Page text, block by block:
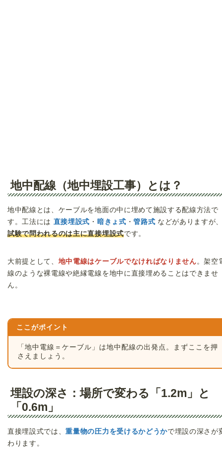
地中配線（地中埋設工事）とは？
地中配線とは、ケーブルを地面の中に埋めて施設する配線方法で
す。工法には 直接埋設式 ・ 暗きょ式 ・管路式 などがありますが
試験で問われるのは主に直接埋設式です。
大前提として、 地中電線はケーブルでなければなりません。架空
線のような裸電線や絶縁電線を地中に直接埋めることはできませ
ん。
ここがポイント
「地中電線＝ケーブル」は地中配線の出発点。まずここを押
さえましょう。
埋設の深さ：場所で変わる「1.2m」と
「0.6m」
直接埋設式では、重量物の圧力を受けるかどうかで埋設の深さが
わります。